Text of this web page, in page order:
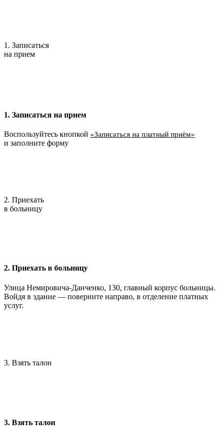
1. Записаться
на прием
1. Записаться на прием
Воспользуйтесь кнопкой «Записаться на платный приём»
и заполните форму
2. Приехать
в больницу
2. Приехать в больницу
Улица Немировича-Данченко, 130, главный корпус больницы.
Войдя в здание — поверните направо, в отделение платных
услуг.
3. Взять талон
3. Взять талон